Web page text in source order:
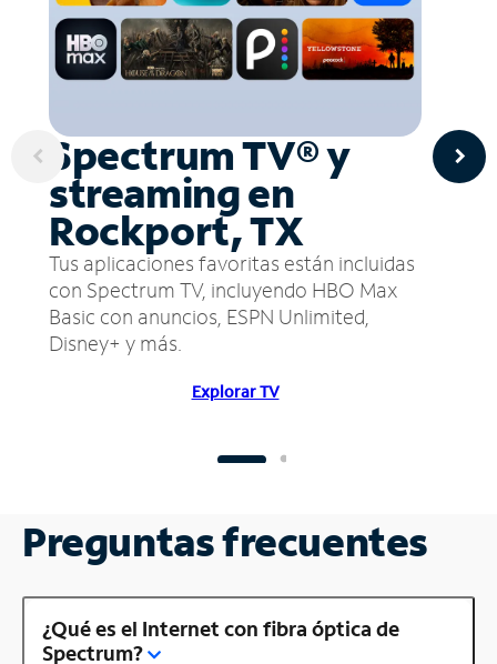
Spectrum TV® y
streaming en
Rockport, TX
Tus aplicaciones favoritas están incluidas
con Spectrum TV, incluyendo HBO Max
Basic con anuncios, ESPN Unlimited,
Disney+ y más.
Explorar TV
Preguntas frecuentes
¿Qué es el Internet con fibra óptica de
Spectrum?